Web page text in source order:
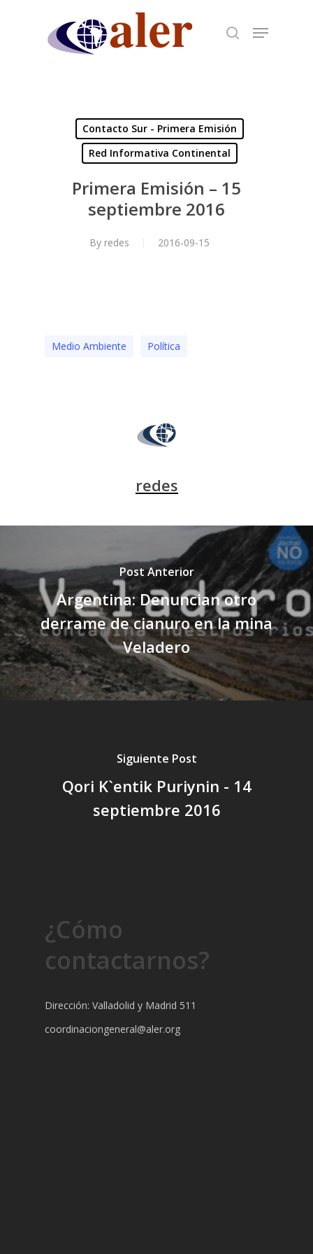
Contacto Sur - Primera Emisión
Red Informativa Continental
Primera Emisión – 15
septiembre 2016
By redes 2016-09-15
Medio Ambiente Polí­tica
redes
Post Anterior
Argentina: Denuncian otro
derrame de cianuro en la mina
Veladero
Siguiente Post
Qori K`entik Puriynin - 14
septiembre 2016
¿Cómo
contactarnos?
Dirección: Valladolid y Madrid 511
coordinaciongeneral@aler.org